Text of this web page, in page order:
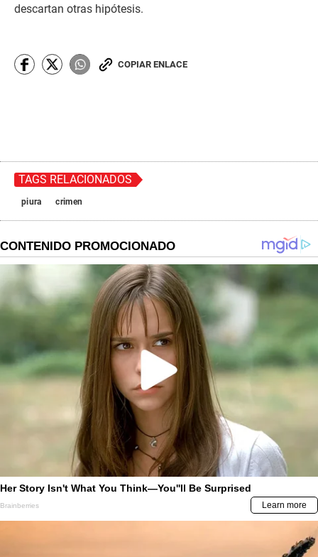
descartan otras hipótesis.
COPIAR ENLACE
TAGS RELACIONADOS
piura crimen